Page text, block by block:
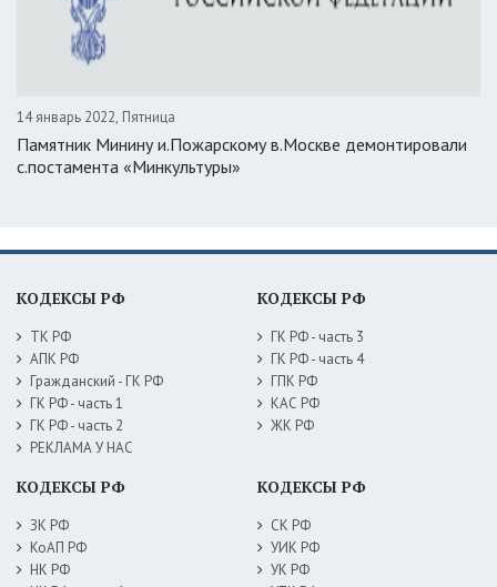
14 январь 2022, Пятница
Памятник Минину и.Пожарскому в.Москве демонтировали
с.постамента «Минкультуры»
КОДЕКСЫ РФ
ТК РФ
АПК РФ
Гражданский - ГК РФ
ГК РФ - часть 1
ГК РФ - часть 2
РЕКЛАМА У НАС
КОДЕКСЫ РФ
ГК РФ - часть 3
ГК РФ - часть 4
ГПК РФ
КАС РФ
ЖК РФ
КОДЕКСЫ РФ
ЗК РФ
КоАП РФ
НК РФ
КОДЕКСЫ РФ
СК РФ
УИК РФ
УК РФ